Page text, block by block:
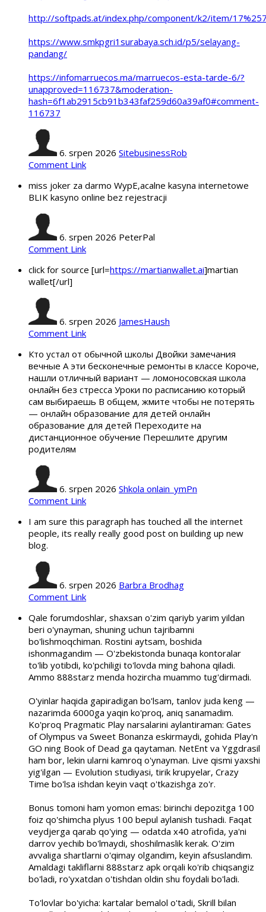
http://softpads.at/index.php/component/k2/item/
https://www.smkpgri1surabaya.sch.id/p5/selayang-
pandang/
https://infomarruecos.ma/marruecos-esta-tarde-6/?
unapproved=116737&moderation-
hash=6f1ab2915cb91b343faf259d60a39af0#comment-
116737
6. srpen 2026 SitebusinessRob
Comment Link
miss joker za darmo WypЕ‚acalne kasyna internetowe
BLIK kasyno online bez rejestracji
6. srpen 2026 PeterPal
Comment Link
click for source [url=https://martianwallet.ai]martian
wallet[/url]
6. srpen 2026 JamesHaush
Comment Link
Кто устал от обычной школы Двойки замечания
вечные А эти бесконечные ремонты в классе Короче,
нашли отличный вариант — ломоносовская школа
онлайн без стресса Уроки по расписанию который
сам выбираешь В общем, жмите чтобы не потерять
— онлайн образование для детей онлайн
образование для детей Переходите на
дистанционное обучение Перешлите другим
родителям
6. srpen 2026 Shkola onlain_ymPn
Comment Link
I am sure this paragraph has touched all the internet
people, its really really good post on building up new
blog.
6. srpen 2026 Barbra Brodhag
Comment Link
Qale forumdoshlar, shaxsan o'zim qariyb yarim yildan
beri o'ynayman, shuning uchun tajribamni
bo'lishmoqchiman. Rostini aytsam, boshida
ishonmagandim — O'zbekistonda bunaqa kontoralar
to'lib yotibdi, ko'pchiligi to'lovda ming bahona qiladi.
Ammo 888starz menda hozircha muammo tug'dirmadi.
O'yinlar haqida gapiradigan bo'lsam, tanlov juda keng —
nazarimda 6000ga yaqin ko'proq, aniq sanamadim.
Ko'proq Pragmatic Play narsalarini aylantiraman: Gates
of Olympus va Sweet Bonanza eskirmaydi, gohida Play'n
GO ning Book of Dead ga qaytaman. NetEnt va Yggdrasil
ham bor, lekin ularni kamroq o'ynayman. Live qismi yaxshi
yig'ilgan — Evolution studiyasi, tirik krupyelar, Crazy
Time bo'lsa ishdan keyin vaqt o'tkazishga zo'r.
Bonus tomoni ham yomon emas: birinchi depozitga 100
foiz qo'shimcha plyus 100 bepul aylanish tushadi. Faqat
veydjerga qarab qo'ying — odatda x40 atrofida, ya'ni
darrov yechib bo'lmaydi, shoshilmaslik kerak. O'zim
avvaliga shartlarni o'qimay olgandim, keyin afsuslandim.
Amaldagi takliflarni 888starz apk orqali ko'rib chiqsangiz
bo'ladi, ro'yxatdan o'tishdan oldin shu foydali bo'ladi.
To'lovlar bo'yicha: kartalar bemalol o'tadi, Skrill bilan